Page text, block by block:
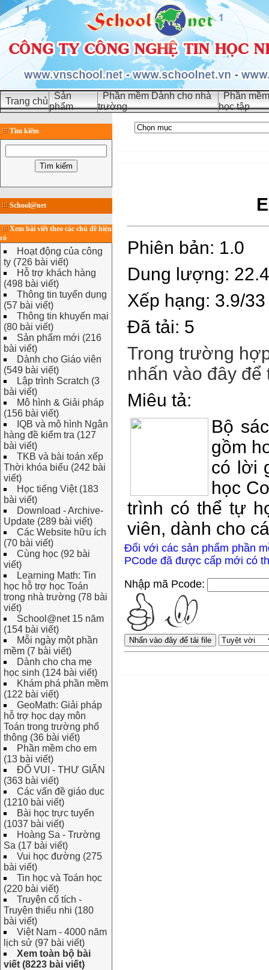
Trang chủ
Sản
phẩm
Phần mềm Dành cho nhà
trường
Phần
học tập
Tìm kiếm
School@net
Xem bài viết theo các chủ đề hiện
có
Hoạt động của công
ty (726 bài viết)
Hỗ trợ khách hàng
(498 bài viết)
Thông tin tuyển dụng
(57 bài viết)
Thông tin khuyến mại
(80 bài viết)
Sản phẩm mới (216
bài viết)
Dành cho Giáo viên
(549 bài viết)
Lập trình Scratch (3
bài viết)
Mô hình & Giải pháp
(156 bài viết)
IQB và mô hình Ngân
hàng đề kiểm tra (127
bài viết)
TKB và bài toán xếp
Thời khóa biểu (242 bài
viết)
Học tiếng Việt (183
bài viết)
Download - Archive-
Update (289 bài viết)
Các Website hữu ích
(70 bài viết)
Cùng học (92 bài
viết)
Learning Math: Tin
học hỗ trợ học Toán
trong nhà trường (78 bài
viết)
School@net 15 năm
(154 bài viết)
Mỗi ngày một phần
mềm (7 bài viết)
Dành cho cha mẹ
học sinh (124 bài viết)
Khám phá phần mềm
(122 bài viết)
GeoMath: Giải pháp
hỗ trợ học dạy môn
Toán trong trường phổ
thông (36 bài viết)
Phần mềm cho em
(13 bài viết)
ĐỐ VUI - THƯ GIÃN
(363 bài viết)
Các vấn đề giáo dục
(1210 bài viết)
Bài học trực tuyến
(1037 bài viết)
Hoàng Sa - Trường
Sa (17 bài viết)
Vui học đường (275
bài viết)
Tin học và Toán học
(220 bài viết)
Truyện cổ tích -
Truyện thiếu nhi (180
bài viết)
Việt Nam - 4000 năm
lịch sử (97 bài viết)
Xem toàn bộ bài
viết (8223 bài viết)
Phiên bản: 1.0
Dung lượng:
Xếp hạng: 3.9/33
Đã tải: 5
Trong trường
nhấn vào đây
Miêu tả:
Bộ
gồm
có lời
học
trình có thể tự
viên, dành cho
Đối với các sản phẩm phần
PCode đã được cấp mới có
Nhập mã Pcode: